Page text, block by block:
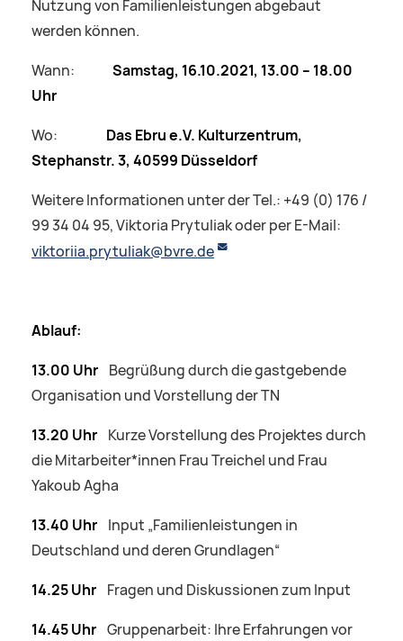
Nutzung von Familienleistungen abgebaut
werden können.
Wann: Samstag, 16.10.2021, 13.00 – 18.00
Uhr
Wo: Das Ebru e.V. Kulturzentrum,
Stephanstr. 3, 40599 Düsseldorf
Weitere Informationen unter der Tel.: +49 (0) 176 /
99 34 04 95, Viktoria Prytuliak oder per E-Mail:
viktoriia.prytuliak@bvre.de
Ablauf:
13.00 Uhr Begrüßung durch die gastgebende
Organisation und Vorstellung der TN
13.20 Uhr Kurze Vorstellung des Projektes durch
die Mitarbeiter*innen Frau Treichel und Frau
Yakoub Agha
13.40 Uhr Input „Familienleistungen in
Deutschland und deren Grundlagen“
14.25 Uhr Fragen und Diskussionen zum Input
14.45 Uhr Gruppenarbeit: Ihre Erfahrungen vor